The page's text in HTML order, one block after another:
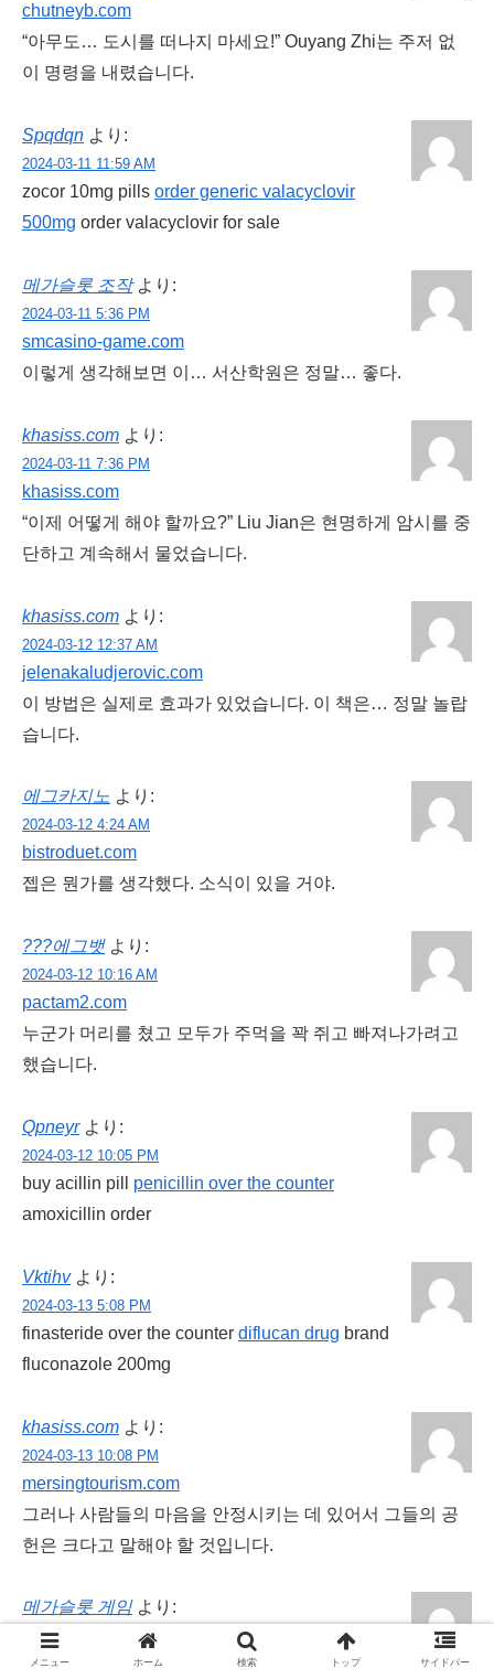
chutneyb.com
“아무도… 도시를 떠나지 마세요!” Ouyang Zhi는 주저 없
이 명령을 내렸습니다.
Spqdqn より:
2024-03-11 11:59 AM
zocor 10mg pills order generic valacyclovir
500mg order valacyclovir for sale
메가슬롯 조작 より:
2024-03-11 5:36 PM
smcasino-game.com
이렇게 생각해보면 이… 서산학원은 정말… 좋다.
khasiss.com より:
2024-03-11 7:36 PM
khasiss.com
“이제 어떻게 해야 할까요?” Liu Jian은 현명하게 암시를 중
단하고 계속해서 물었습니다.
khasiss.com より:
2024-03-12 12:37 AM
jelenakaludjerovic.com
이 방법은 실제로 효과가 있었습니다. 이 책은… 정말 놀랍
습니다.
에그카지노 より:
2024-03-12 4:24 AM
bistroduet.com
젭은 뭔가를 생각했다. 소식이 있을 거야.
???에그뱃 より:
2024-03-12 10:16 AM
pactam2.com
누군가 머리를 쳤고 모두가 주먹을 꽉 쥐고 빠져나가려고
했습니다.
Qpneyr より:
2024-03-12 10:05 PM
buy acillin pill penicillin over the counter
amoxicillin order
Vktihv より:
2024-03-13 5:08 PM
finasteride over the counter diflucan drug brand
fluconazole 200mg
khasiss.com より:
2024-03-13 10:08 PM
mersingtourism.com
그러나 사람들의 마음을 안정시키는 데 있어서 그들의 공
헌은 크다고 말해야 할 것입니다.
메가슬롯 게임 より:
2024-03-14 2:55 AM
sm-casino1.com
メニュー ホーム 検索 トップ サイドバー